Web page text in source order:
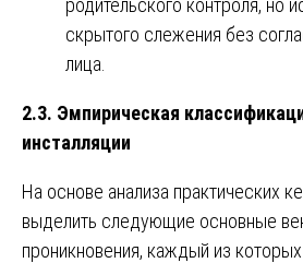
родительского контроля, но
скрытого слежения без
лица.
2.3. Эмпирическая
инсталляции
На основе анализа практических
выделить следующие основные
проникновения, каждый из